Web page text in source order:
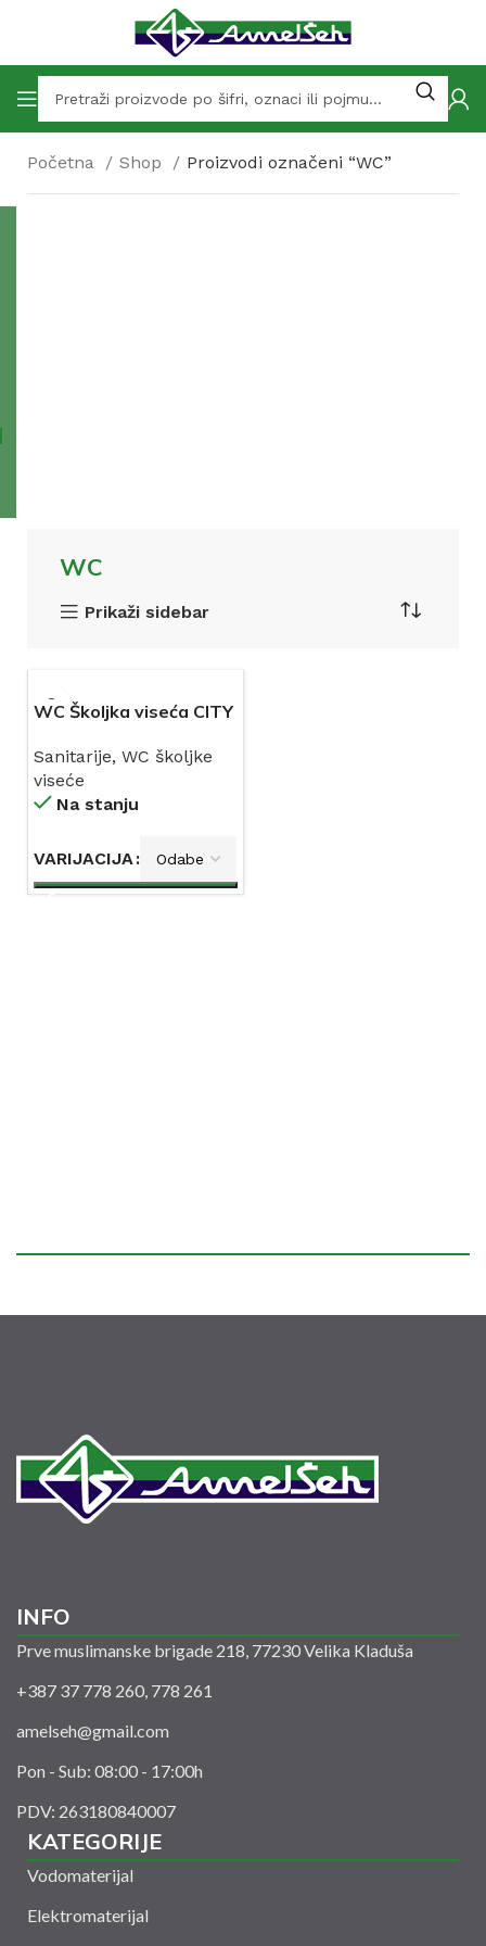
Početna Shop Proizvodi označeni “WC”
WC
Prikaži sidebar
WC Školjka viseća CITY
Sanitarije, WC školjke
viseće
Na stanju
VARIJACIJA
INFO
Prve muslimanske brigade 218, 77230 Velika Kladuša
+387 37 778 260, 778 261
amelseh@gmail.com
Pon - Sub: 08:00 - 17:00h
PDV: 263180840007
KATEGORIJE
Vodomaterijal
Elektromaterijal